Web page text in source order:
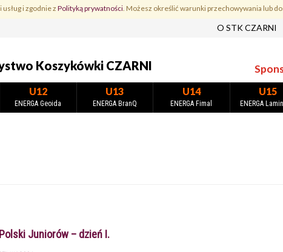
i zgodnie z Polityką prywatności. Możesz określić warunki przechowywania lub
O STK CZARNI
Koszykówki CZARNI
U12
ENERGA Geoida
U13
ENERGA BranQ
U14
ENERGA Fimal
U15
ENERGA
Juniorów – dzień I.